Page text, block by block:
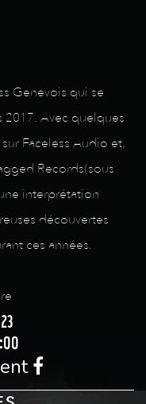
Genevois qui se
Avec quelques
Faceless Audio et,
Records(sous
interprétation
découvertes
ces années.